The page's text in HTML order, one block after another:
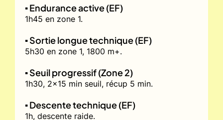
▪️ Endurance active (EF)
1h45 en zone 1.
▪️ Sortie longue technique (EF)
5h30 en zone 1, 1800 m+.
▪️ Seuil progressif (Zone 2)
1h30, 2x15 min seuil, récup 5 min.
▪️ Descente technique (EF)
1h, descente raide.